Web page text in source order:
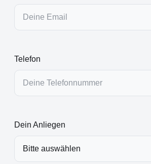
Telefon
Dein Anliegen